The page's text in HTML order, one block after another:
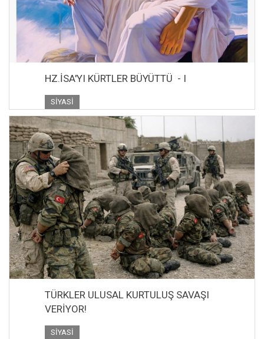
HZ.İSA'YI KÜRTLER BÜYÜTTÜ - I
SIYASI
TÜRKLER ULUSAL KURTULUŞ SAVAŞI
VERİYOR!
SIYASI